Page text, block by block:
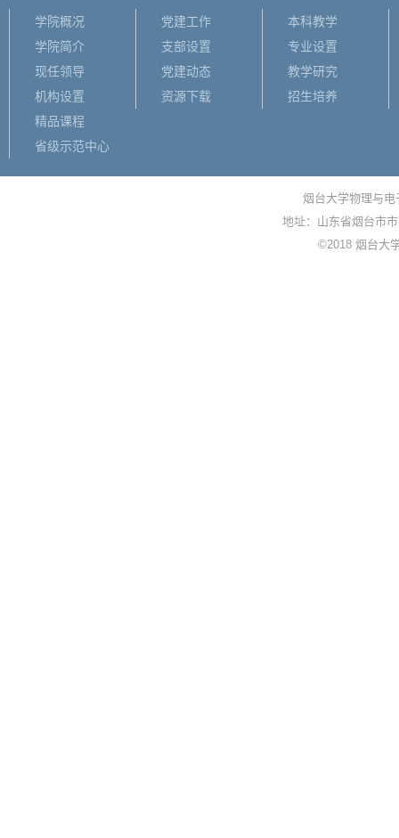
学院概况 党建工作
本科教学
学院简介
支部设置
专业设置
现任领导
党建动态
教学研究
机构设置
资源下载
招生培养
精品课程
省级示范中心
烟台大学物理与
地址：山东省烟台市
©2018 烟台大